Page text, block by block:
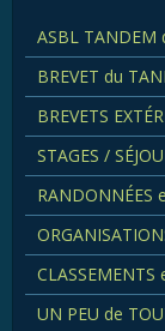
ASBL TANDEM
BREVET du
BREVETS
STAGES /
RANDONNÉES
CLASSEMENTS
UN PEU de